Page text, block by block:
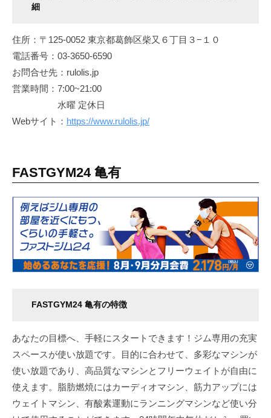
細
住所：〒125-0052 東京都葛飾区柴又６丁目３−１０
電話番号：03-3650-6590
お問合せ先：rulolis.jp
営業時間：7:00~21:00
水曜 定休日
Webサイト： https://www.rulolis.jp/
FASTGYM24 亀有
FASTGYM24 亀有の特徴
あなたの目標へ、手軽にスタートできます！ジム専用の充実
スペースが使い放題です。目的に合わせて、多彩なマシンが
使い放題であり、高品質なマシンとフリーウェイトが自由に
使えます。脂肪燃焼にはカーディオマシン、筋力アップには
ウェイトマシン、有酸素運動にランニングマシンなど使い分